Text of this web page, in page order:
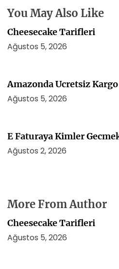
i
You May Also Like
Cheesecake Tarifleri
Ağustos 5, 2026
Amazonda Ucretsiz
Ağustos 5, 2026
E Faturaya Kimler
Ağustos 2, 2026
More From Author
Cheesecake Tarifleri
Ağustos 5, 2026